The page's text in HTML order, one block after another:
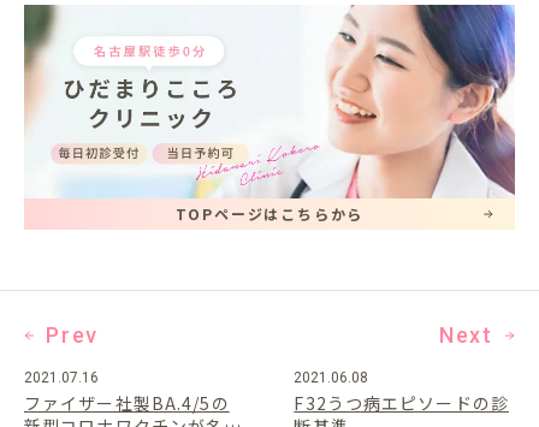
TOPページはこちらから
Prev
2021.07.16
ファイザー社製BA.4/5の
Next
2021.06.08
F32うつ病エピソードの診